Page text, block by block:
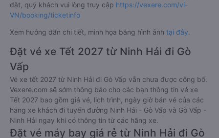
đặt, quý khách vui lòng truy cập https://vexere.com/vi-
VN/booking/ticketinfo
Xem hướng dẫn chi tiết, minh họa bằng hình ảnh tại đây.
Đặt vé xe Tết 2027 từ Ninh Hải đi Gò
Vấp
Vé xe tết 2027 từ Ninh Hải đi Gò Vấp vẫn chưa được công bố.
Vexere.com sẽ sớm thông báo cho các bạn thông tin vé xe
Tết 2027 bao gồm giá vé, lịch trình, ngày giờ bán vé của các
hãng xe khách đi tuyến đường Ninh Hải - Gò Vấp và Gò Vấp -
Ninh Hải ngay khi có thông tin từ các hãng xe.
Đặt vé máy bay giá rẻ từ Ninh Hải đi Gò